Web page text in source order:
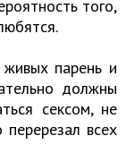
того,
парень и
должны
сексом, не
всех